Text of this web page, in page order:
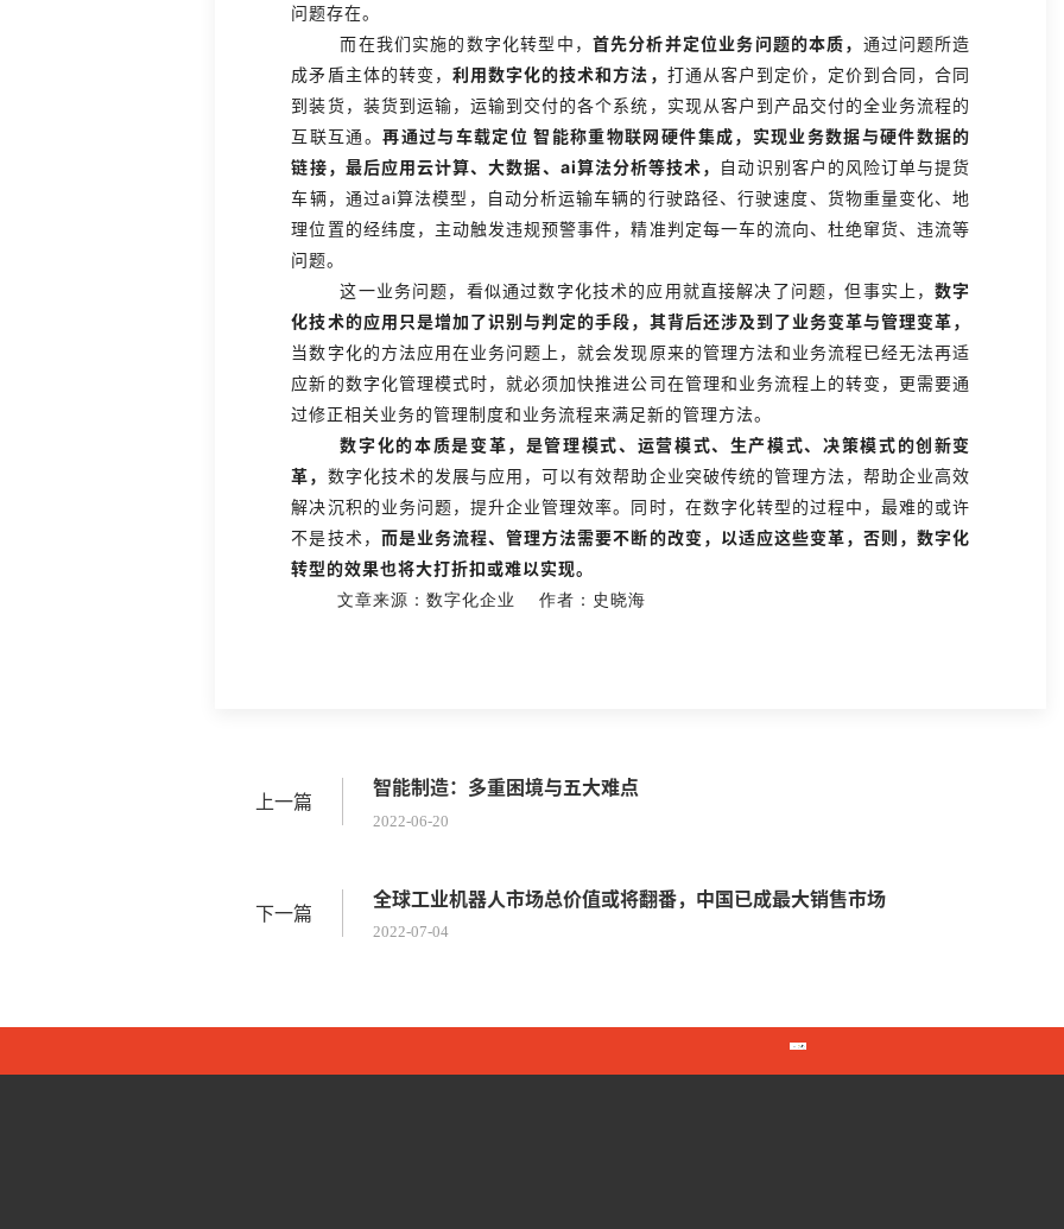
问题存在。
而在我们实施的数字化转型中， 首先分析并定位业务问题的本质， 通过问题所造
成矛盾主体的转变， 利用数字化的技术和方法， 打通从客户到定价，定价到合同，合同
到装货，装货到运输，运输到交付的各个系统，实现从客户到产品交付的全业务流程的
互联互通。再通过与车载定位 智能称重物联网硬件集成，实现业务数据与硬件数据的
链接，最后应用云计算、大数据、ai算法分析等技术， 自动识别客户的风险订单与提货
车辆，通过ai算法模型，自动分析运输车辆的行驶路径、行驶速度、货物重量变化、地
理位置的经纬度，主动触发违规预警事件，精准判定每一车的流向、杜绝窜货、违流等
问题。
这一业务问题，看似通过数字化技术的应用就直接解决了问题，但事实上，数字
化技术的应用只是增加了识别与判定的手段，其背后还涉及到了业务变革与管理变革，
当数字化的方法应用在业务问题上，就会发现原来的管理方法和业务流程已经无法再适
应新的数字化管理模式时，就必须加快推进公司在管理和业务流程上的转变，更需要通
过修正相关业务的管理制度和业务流程来满足新的管理方法。
数字化的本质是变革，是管理模式、运营模式、生产模式、决策模式的创新变
革， 数字化技术的发展与应用，可以有效帮助企业突破传统的管理方法，帮助企业高效
解决沉积的业务问题，提升企业管理效率。同时，在数字化转型的过程中，最难的或许
不是技术， 而是业务流程、管理方法需要不断的改变，以适应这些变革，否则，数字化
转型的效果也将大打折扣或难以实现。
文章来源：数字化企业作者：史晓海
上一篇
智能制造：多重困境与五大难点
2022-06-20
下一篇
全球工业机器人市场总价值或将翻番，中国已成最大销售市场
2022-07-04